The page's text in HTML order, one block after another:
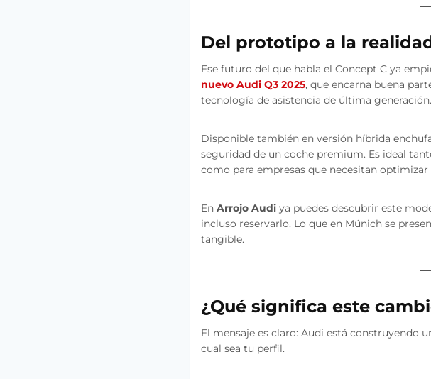
Del prototipo a la
Ese futuro del que habla el Concept C ya
nuevo Audi Q3 2025, que encarna buena
tecnología de asistencia de última generación.
Disponible también en versión híbrida
seguridad de un coche premium. Es ideal
como para empresas que necesitan
En Arrojo Audi ya puedes descubrir este
incluso reservarlo. Lo que en Múnich se
tangible.
¿Qué significa este
El mensaje es claro: Audi está construyendo
cual sea tu perfil.